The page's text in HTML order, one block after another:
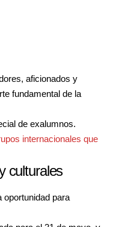
aficionados y
fundamental de la
de exalumnos.
internacionales que
culturales
oportunidad para